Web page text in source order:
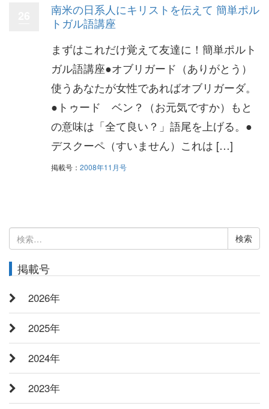
南米の日系人にキリストを伝えて 簡単ポル
トガル語講座
まずはこれだけ覚えて友達に！簡単ポルト
ガル語講座●オブリガード（ありがとう）
使うあなたが女性であればオブリガーダ。
●トゥード ベン？（お元気ですか）もと
の意味は「全て良い？」語尾を上げる。●
デスクーペ（すいません）これは […]
掲載号： 2008年11月号
検
索:
掲載号
2026年
2025年
2024年
2023年